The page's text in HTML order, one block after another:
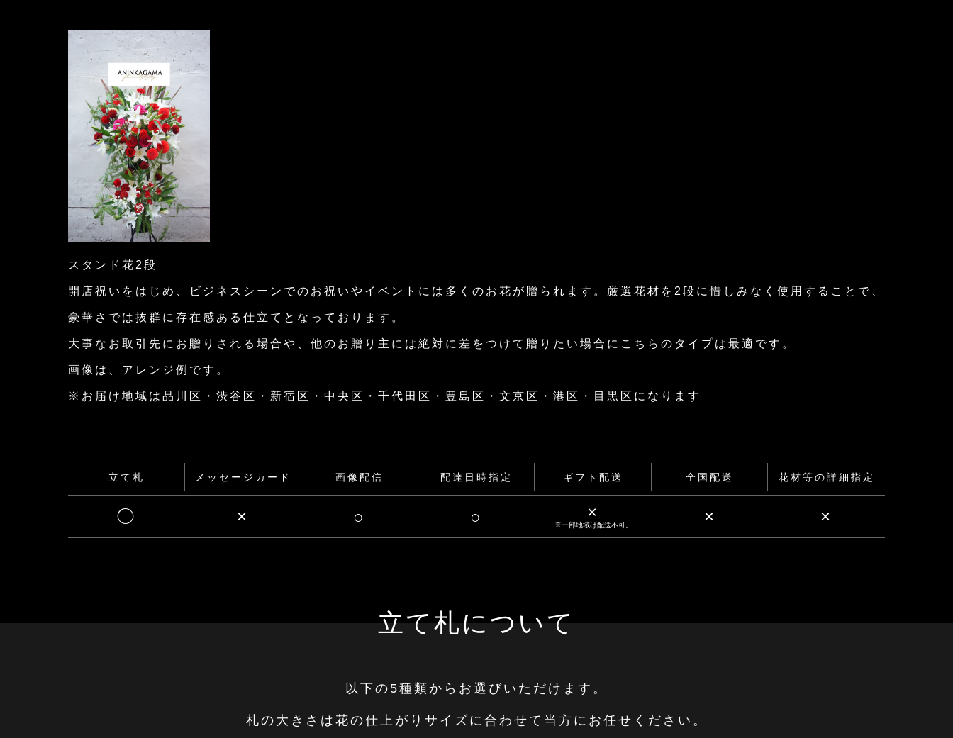
スタンド花2段
開店祝いをはじめ、ビジネスシーンでのお祝いやイベントには多くのお花が贈られます。厳選花材を2段に惜しみなく使用することで、
豪華さでは抜群に存在感ある仕立てとなっております。
大事なお取引先にお贈りされる場合や、他のお贈り主には絶対に差をつけて贈りたい場合にこちらのタイプは最適です。
画像は、アレンジ例です。
※お届け地域は品川区・渋谷区・新宿区・中央区・千代田区・豊島区・文京区・港区・目黒区になります
立て札
◯
メッセージカード
×
画像配信
○
配達日時指定
○
ギフト配送
×
※一部地域は配送不可。
全国配送
×
花材等の詳細指定
×
立て札について
以下の5種類からお選びいただけます。
札の大きさは花の仕上がりサイズに合わせて当方にお任せください。